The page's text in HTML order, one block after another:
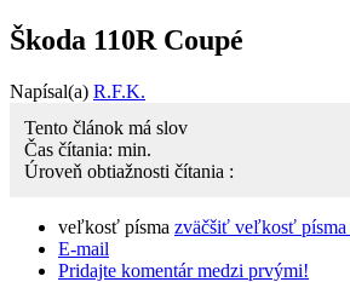
Škoda 110R Coupé
Napísal(a) R.F.K.
Tento článok má slov
Čas čítania: min.
Úroveň obtiažnosti čítania :
veľkosť písma zväčšiť veľkosť písma
E-mail
Pridajte komentár medzi prvými!